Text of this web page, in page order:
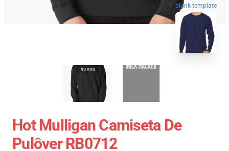
blank template
Hot Mulligan Camiseta De
Pulôver RB0712